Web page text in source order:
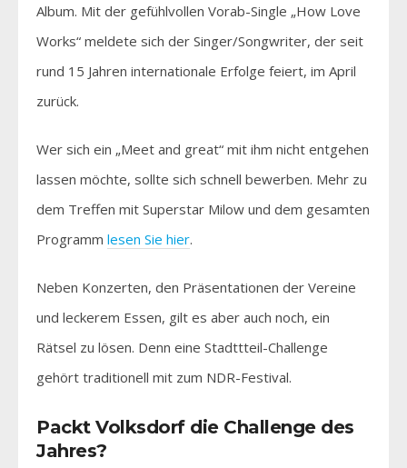
Album. Mit der gefühlvollen Vorab-Single „How Love
Works“ meldete sich der Singer/Songwriter, der seit
rund 15 Jahren internationale Erfolge feiert, im April
zurück.
Wer sich ein „Meet and great“ mit ihm nicht entgehen
lassen möchte, sollte sich schnell bewerben. Mehr zu
dem Treffen mit Superstar Milow und dem gesamten
Programm lesen Sie hier.
Neben Konzerten, den Präsentationen der Vereine
und leckerem Essen, gilt es aber auch noch, ein
Rätsel zu lösen. Denn eine Stadttteil-Challenge
gehört traditionell mit zum NDR-Festival.
Packt Volksdorf die Challenge des
Jahres?